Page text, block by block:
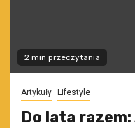
2 min przeczytania
Artykuły Lifestyle
Do lata